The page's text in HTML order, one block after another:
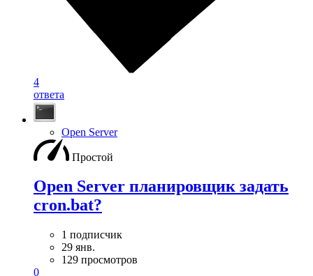
4
ответа
Open Server
Простой
Open Server планировщик задать
cron.bat?
1 подписчик
29 янв.
129 просмотров
0